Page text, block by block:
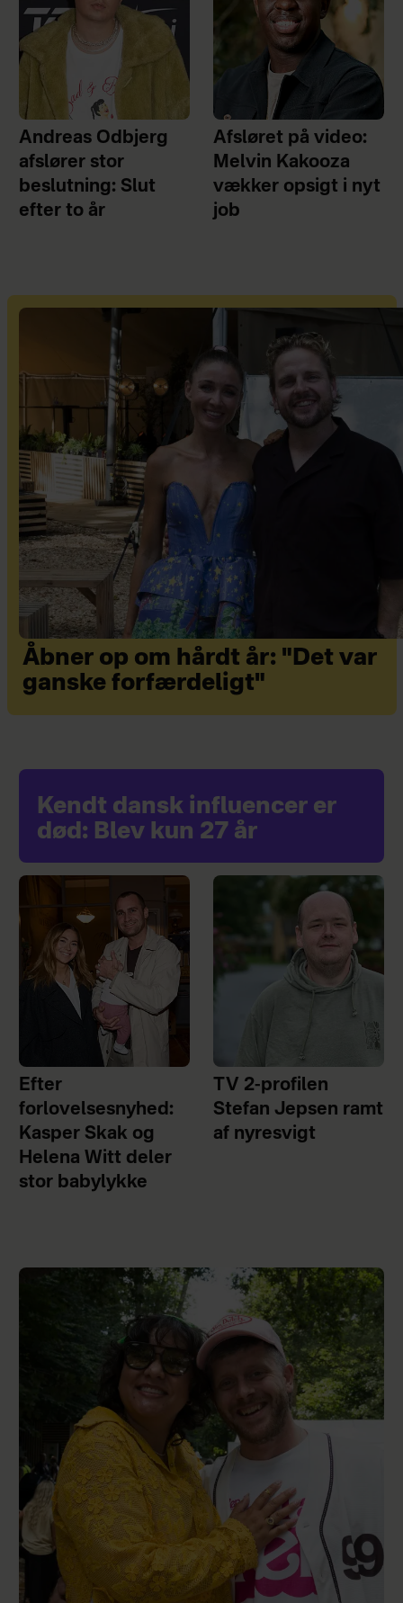
Andreas Odbjerg
afslører stor
beslutning: Slut
efter to år
Afsløret på video:
Melvin Kakooza
vækker opsigt i nyt
job
Åbner op om hårdt år: "Det var
ganske forfærdeligt"
Kendt dansk influencer er
død: Blev kun 27 år
Efter
forlovelsesnyhed:
Kasper Skak og
Helena Witt deler
stor babylykke
TV 2-profilen
Stefan Jepsen ramt
af nyresvigt